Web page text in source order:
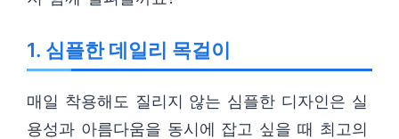
1. 심플한 데일리 목걸이
매일 착용해도 질리지 않는 심플한 디자인은 실
용성과 아름다움을 동시에 잡고 싶을 때 최고의